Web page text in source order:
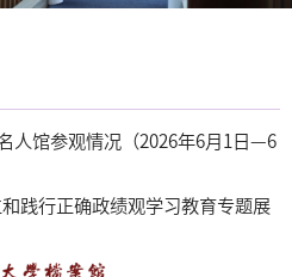
人馆参观情况（2026年6月1日—6
践行正确政绩观学习教育专题展